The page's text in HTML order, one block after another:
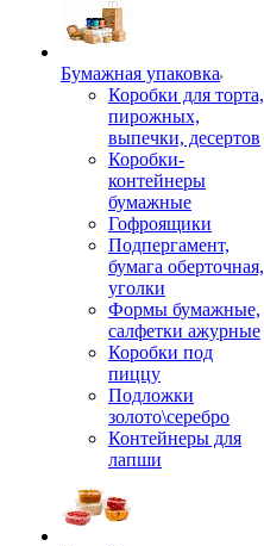
Бумажная упаковка
Коробки для торта,
пирожных,
выпечки, десертов
Коробки-
контейнеры
бумажные
Гофроящики
Подпергамент,
бумага оберточная,
уголки
Формы бумажные,
салфетки ажурные
Коробки под
пиццу
Подложки
золото\серебро
Контейнеры для
лапши